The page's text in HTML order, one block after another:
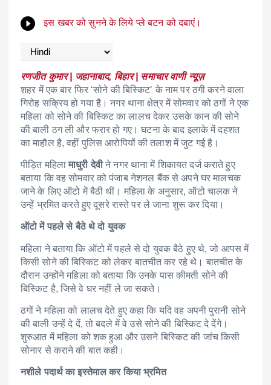
इस खबर को सुनने के लिये प्ले बटन को दबाएं।
रणजीत कुमार | जहानाबाद, बिहार | समाचार वाणी न्यूज़
शहर में एक बार फिर ‘सोने की बिस्किट’ के नाम पर ठगी करने वाला
गिरोह सक्रिय हो गया है। नगर थाना क्षेत्र में सोमवार को ठगों ने एक
महिला को सोने की बिस्किट का लालच देकर उसके कान की सोने
की बाली ठग ली और फरार हो गए। घटना के बाद इलाके में दहशत
का माहौल है, वहीं पुलिस आरोपियों की तलाश में जुट गई है।
पीड़ित महिलामाधुरी देवीने नगर थाना में शिकायत दर्ज कराते हुए
बताया कि वह सोमवार को पंजाब नेशनल बैंक से अपने घर मालचक
जाने के लिए ऑटो में बैठी थीं। महिला के अनुसार, ऑटो चालक ने
उन्हें भ्रमित करते हुए दूसरे रास्ते पर ले जाना शुरू कर दिया।
ऑटो में पहले से बैठे थे दो युवक
महिला ने बताया कि ऑटो में पहले से दो युवक बैठे हुए थे, जो आपस में
किसी सोने की बिस्किट को लेकर बातचीत कर रहे थे। बातचीत के
दौरान उन्होंने महिला को बताया कि उनके पास कीमती सोने की
बिस्किट है, जिसे वे घर नहीं ले जा सकते।
ठगों ने महिला को लालच देते हुए कहा कि यदि वह अपनी पुरानी सोने
की बाली उन्हें दे दें, तो बदले में वे उसे सोने की बिस्किट दे देंगे।
शुरुआत में महिला को शक हुआ और उसने बिस्किट की जांच किसी
सोनार से कराने की बात कही।
नशीले पदार्थ का इस्तेमाल कर किया भ्रमित